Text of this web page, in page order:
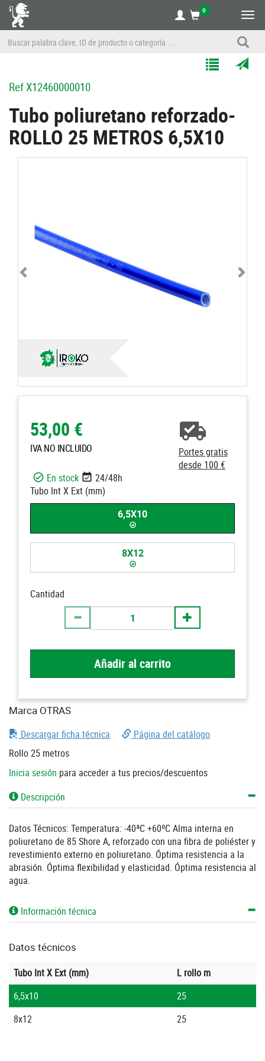
0
Listas
RefX12460000010
Tubo poliuretano reforzado-
ROLLO 25 METROS 6,5X10
53,00 €
IVA NO INCLUIDO
Portes gratis
desde 100 €
En stock
24/48h
Tubo Int X Ext (mm)
6,5X10
8X12
Cantidad
Añadir al carrito
Marca OTRAS
Descargar ficha técnica
Página del catálogo
Rollo 25 metros
Inicia sesión para acceder a tus precios/descuentos
Descripción
Datos Técnicos: Temperatura: -40ªC +60ºC Alma interna en
poliuretano de 85 Shore A, reforzado con una fibra de poliéster y
revestimiento externo en poliuretano. Óptima resistencia a la
abrasión. Óptima flexibilidad y elasticidad. Óptima resistencia al
agua.
Información técnica
Datos técnicos
Tubo Int X Ext (mm)
L rollo m
6,5x10
25
8x12
25